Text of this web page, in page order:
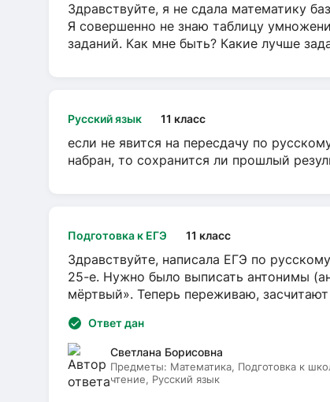
Здравствуйте, я не сдала математику
Я совершенно не знаю таблицу
заданий. Как мне быть? Какие лучше
Русский язык 11 класс
если не явится на пересдачу по
набран, то сохранится ли прошлый
Подготовка к ЕГЭ 11 класс
Здравствуйте, написала ЕГЭ по
25-е. Нужно было выписать антонимы
мёртвый». Теперь переживаю,
Ответ дан
Светлана Борисовна
Предметы: Математика, Подготовка к
чтение, Русский язык